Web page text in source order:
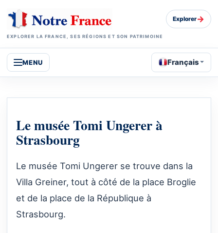
EXPLORER LA FRANCE, SES RÉGIONS ET SON PATRIMOINE
Explorer→
MENU Français
Le musée Tomi Ungerer à
Strasbourg
Le musée Tomi Ungerer se trouve dans la
Villa Greiner, tout à côté de la place Broglie
et de la place de la République à
Strasbourg.